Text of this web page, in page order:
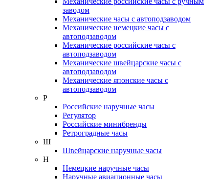
заводом
Механические часы с автоподзаводом
Механические немецкие часы с
автоподзаводом
Механические российские часы с
автоподзаводом
Механические швейцарские часы с
автоподзаводом
Механические японские часы с
автоподзаводом
Р
Российские наручные часы
Регулятор
Российские минибренды
Ретроградные часы
Ш
Швейцарские наручные часы
Н
Немецкие наручные часы
Наручные авиационные часы